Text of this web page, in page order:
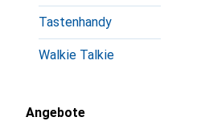
Tastenhandy
Walkie Talkie
Angebote